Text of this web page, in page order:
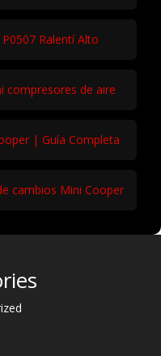
Ralentí Alto
compresores de aire
| Guía Completa
cambios Mini Cooper